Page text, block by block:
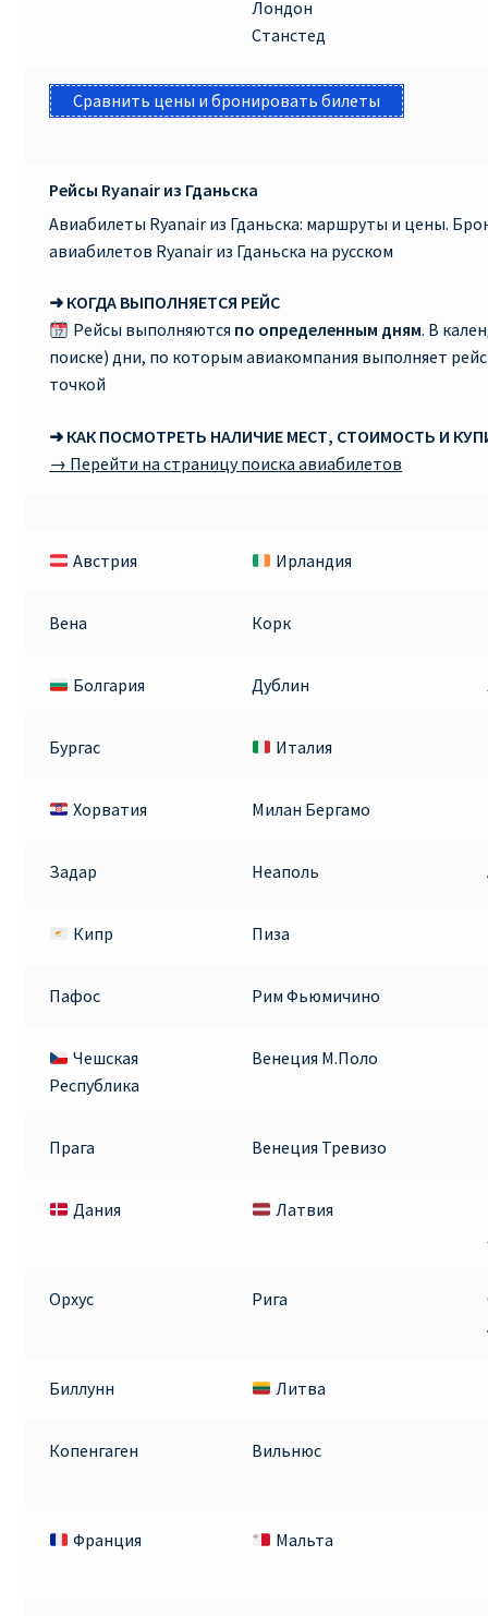
Лондон
Станстед
Сравнить цены и бронировать билеты
Рейсы Ryanair из Гданьска
Авиабилеты Ryanair из Гданьска: маршруты и цены.
авиабилетов Ryanair из Гданьска на русском
➜ КОГДА ВЫПОЛНЯЕТСЯ РЕЙС
Рейсы выполняются по определенным дням. В
поиске) дни, по которым авиакомпания выполняет
точкой
➜ КАК ПОСМОТРЕТЬ НАЛИЧИЕ МЕСТ, СТОИМОСТЬ И
→ Перейти на страницу поиска авиабилетов
Австрия Ирландия
Вена Корк
Болгария Дублин
Бургас Италия
Хорватия Милан Бергамо
Задар Неаполь
Кипр Пиза
Пафос Рим Фьюмичино
Чешская
Республика
Венеция М.Поло
Прага Венеция Тревизо
Дания Латвия
Орхус Рига
Биллунн Литва
Копенгаген
Вильнюс
Франция Мальта